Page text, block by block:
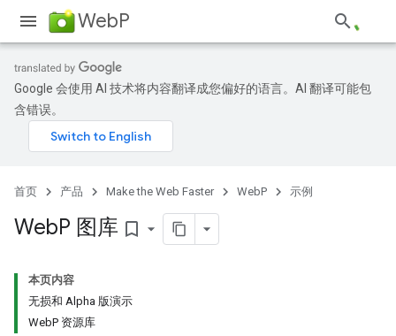
WebP
Google 会使用 AI 技术将内容翻译成您偏好的语言。AI 翻译可能包
含错误。
首页 产品 Make the Web Faster WebP 示例
WebP 图库 bookmark_border
本页内容
无损和 Alpha 版演示
WebP 资源库